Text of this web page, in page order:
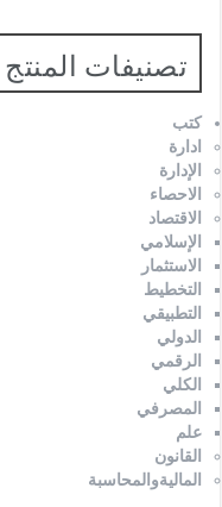
تصنيفات المنتج
كتب
ادارة
الإدارة
الاحصاء
الاقتصاد
الإسلامي
الاستثمار
التخطيط
التطبيقي
الدولي
الرقمي
الكلي
المصرفي
علم
القانون
الماليةوالمحاسبة